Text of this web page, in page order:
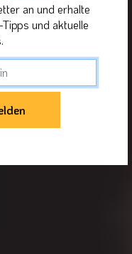
an und erhalte
und aktuelle